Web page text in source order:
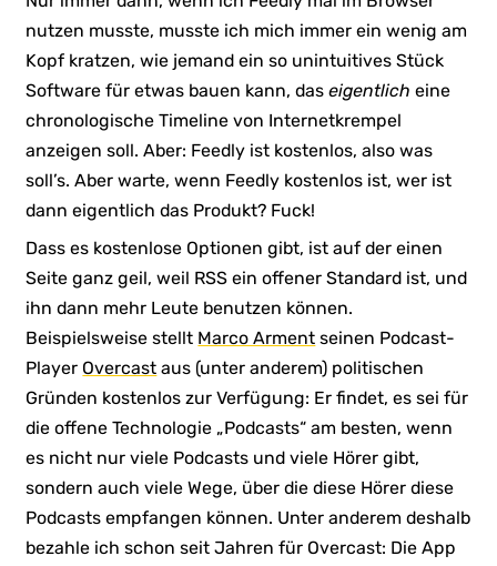
nutzen musste, musste ich mich immer ein wenig am
Kopf kratzen, wie jemand ein so unintuitives Stück
Software für etwas bauen kann, daseigentlich eine
chronologische Timeline von Internetkrempel
anzeigen soll. Aber: Feedly ist kostenlos, also was
soll’s. Aber warte, wenn Feedly kostenlos ist, wer ist
dann eigentlich das Produkt? Fuck!
Dass es kostenlose Optionen gibt, ist auf der einen
Seite ganz geil, weil RSS ein offener Standard ist, und
ihn dann mehr Leute benutzen können.
Beispielsweise stellt Marco Arment seinen Podcast-
Player Overcast aus (unter anderem) politischen
Gründen kostenlos zur Verfügung: Er findet, es sei für
die offene Technologie „Podcasts“ am besten, wenn
es nicht nur viele Podcasts und viele Hörer gibt,
sondern auch viele Wege, über die diese Hörer diese
Podcasts empfangen können. Unter anderem deshalb
bezahle ich schon seit Jahren für Overcast: Die App